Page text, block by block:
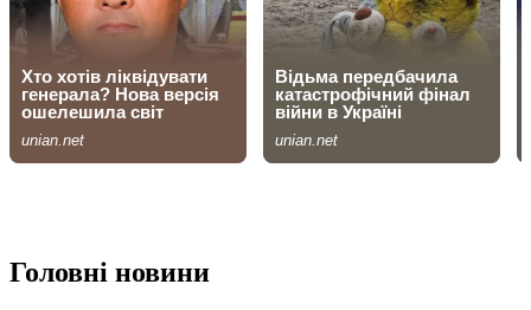
Головні новини